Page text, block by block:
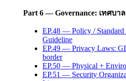
Part 6 — Governance: เทศบา
EP.48 — Policy / Standard
Guideline
EP.49 — Privacy Laws:
border
EP.50 — Physical +
EP.51 — Security